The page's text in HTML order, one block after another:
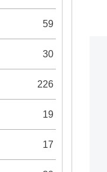
59
30
226
19
17